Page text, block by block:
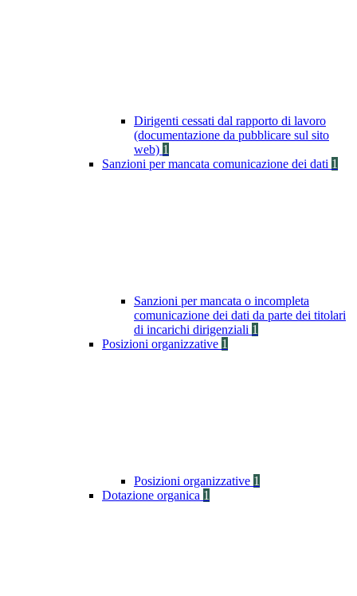
Dirigenti cessati dal rapporto di lavoro
(documentazione da pubblicare sul sito
web) 1
Sanzioni per mancata comunicazione dei dati 1
Sanzioni per mancata o incompleta
comunicazione dei dati da parte dei titolari
di incarichi dirigenziali 1
Posizioni organizzative 1
Posizioni organizzative 1
Dotazione organica 1